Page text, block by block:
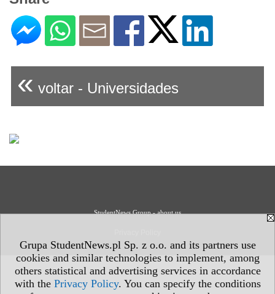
Grupa StudentNews.pl Sp. z o.o. and its partners use
cookies and similar technologies to implement, among
others statistical and advertising services in accordance
with the Privacy Policy. You can specify the conditions
« voltar - Universidades
StudentNews Group - about us